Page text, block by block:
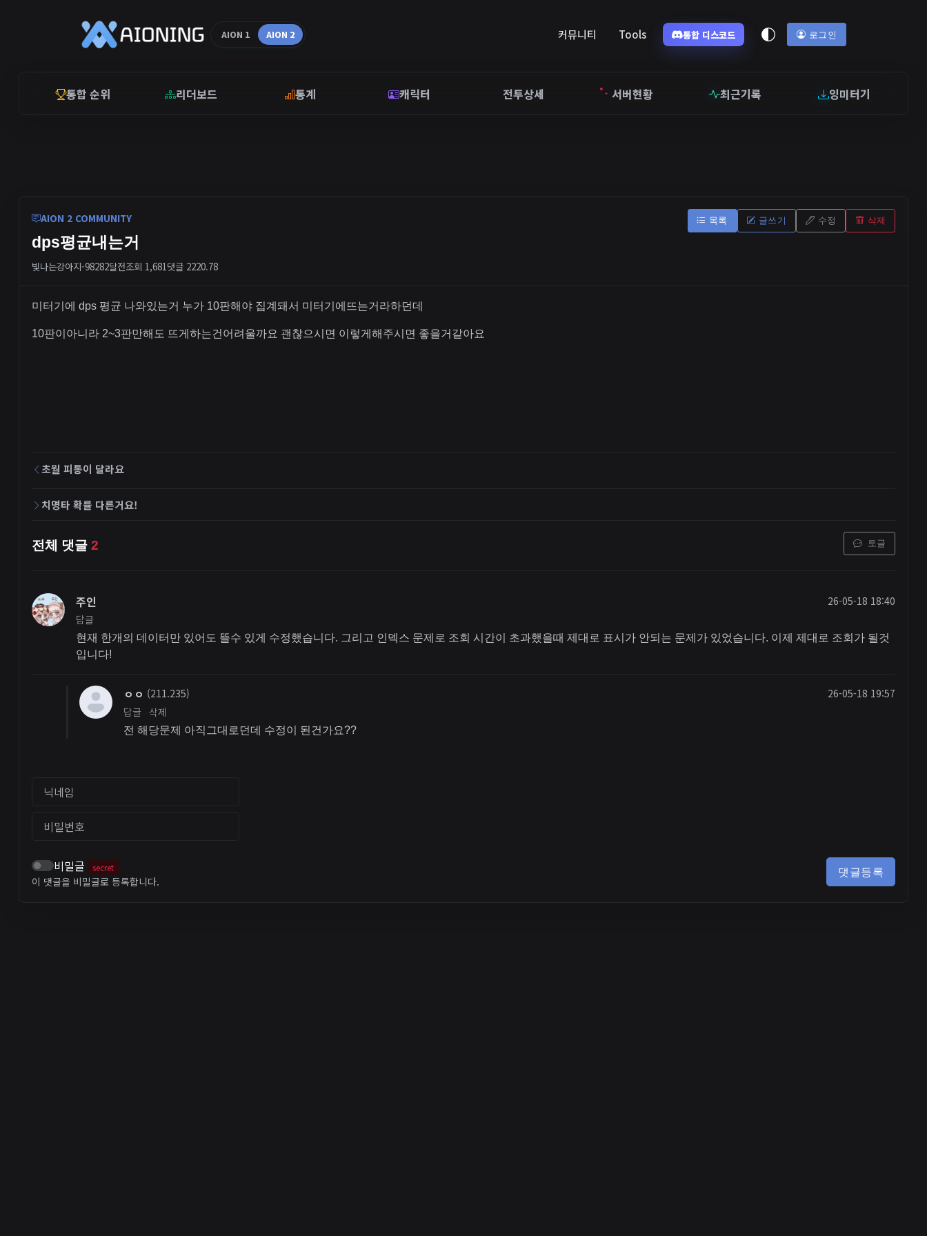
AION 1 AION 2 커뮤니티 Tools 통합 디스코드 로그인
통합 순위 리더보드 통계 캐릭터 전투상세 서버현황 최근기록 잉미터기
AION 2 COMMUNITY
dps평균내는거
빛나는강아지-98282달전조회 1,681댓글 2220.78
목록 글쓰기 수정 삭제
미터기에 dps 평균 나와있는거 누가 10판해야 집계돼서 미터기에뜨는거라하던데
10판이아니라 2~3판만해도 뜨게하는건어려울까요 괜찮으시면 이렇게해주시면 좋을거같아요
초월 피통이 달라요
치명타 확률 다른거요!
전체 댓글 2 토글
주인
26-05-18 18:40
답글
현재 한개의 데이터만 있어도 뜰수 있게 수정했습니다. 그리고 인덱스 문제로 조회 시간이 초과했을때 제대로 표시가 안되는 문제가 있었습니다. 이제 제대로 조회가 될것
입니다!
ㅇㅇ (211.235)
26-05-18 19:57
답글 삭제
전 해당문제 아직그대로던데 수정이 된건가요??
닉네임
비밀번호
비밀글 secret
이 댓글을 비밀글로 등록합니다.
댓글등록